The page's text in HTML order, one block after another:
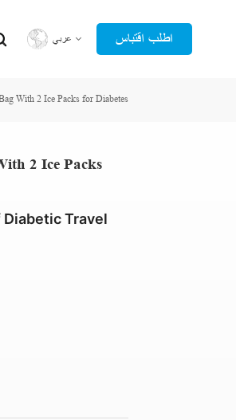
عربي اطلب اقتباس
With 2 Ice Packs for Diabetes
2 Ice Packs
Travel